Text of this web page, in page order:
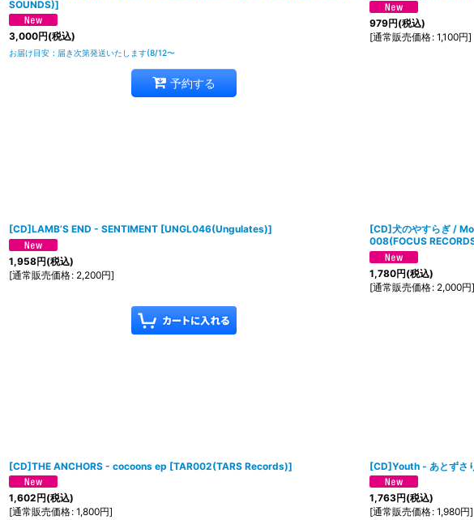
SOUNDS)]
3,000円(税込)
お届け目安 : 届き次第発送いたします(8/12〜
予約する
979円(税込)
[通常販売価格: 1,100円]
[CD]LAMB’S END - SENTIMENT [UNGL046(Ungulates)]
1,958円(税込)
[通常販売価格: 2,200円]
[CD]犬のやすらぎ /
008(FOCUS
1,780円(税込)
[通常販売価格: 2,000円]
[CD]THE ANCHORS - cocoons ep [TAR002(TARS Records)]
1,602円(税込)
[通常販売価格: 1,800円]
[CD]Youth - あとずさ
1,763円(税込)
[通常販売価格: 1,980円]